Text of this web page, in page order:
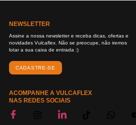
NEWSLETTER
Assine a nossa newsletter e receba dicas, ofertas e
novidades Vulcaflex. Não se preocupe, não iremos
lotar a sua caixa de entrada :)
CADASTRE-SE
ACOMPANHE A VULCAFLEX
NAS REDES SOCIAIS